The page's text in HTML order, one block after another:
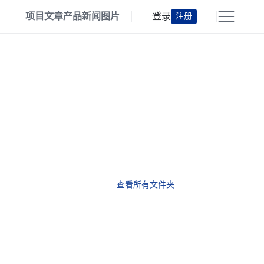
项目文章产品新闻 图片 登录 注册
查看所有文件夹